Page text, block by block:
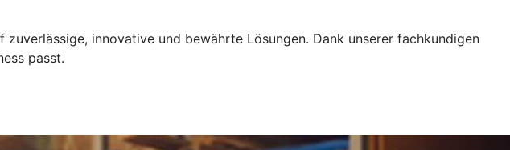
innovative und bewährte Lösungen. Dank unserer fachkundigen
passt.